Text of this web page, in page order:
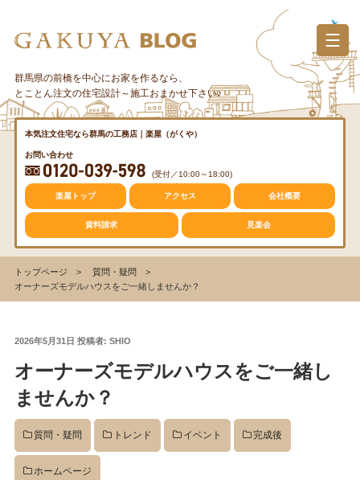
へ
ス
群馬県の前橋を中心にお家を作るなら、
とことん注文の住宅設計～施工おまかせ下さい♪
本気注文住宅なら群馬の工務店｜楽屋（がくや）
お問い合わせ
(受付／10:00～18:00)
楽屋トップ アクセス 会社概要
資料請求 見楽会
トップページ
質問・疑問
オーナーズモデルハウスをご一緒しませんか？
投
日:
2026年5月31日 投稿者: SHIO
オーナーズモデルハウスをご一緒し
ませんか？
質問・疑問 トレンド イベント 完成後
ホームページ
カテゴリー
質問・疑問
トレンド
収納
イベント
完成後